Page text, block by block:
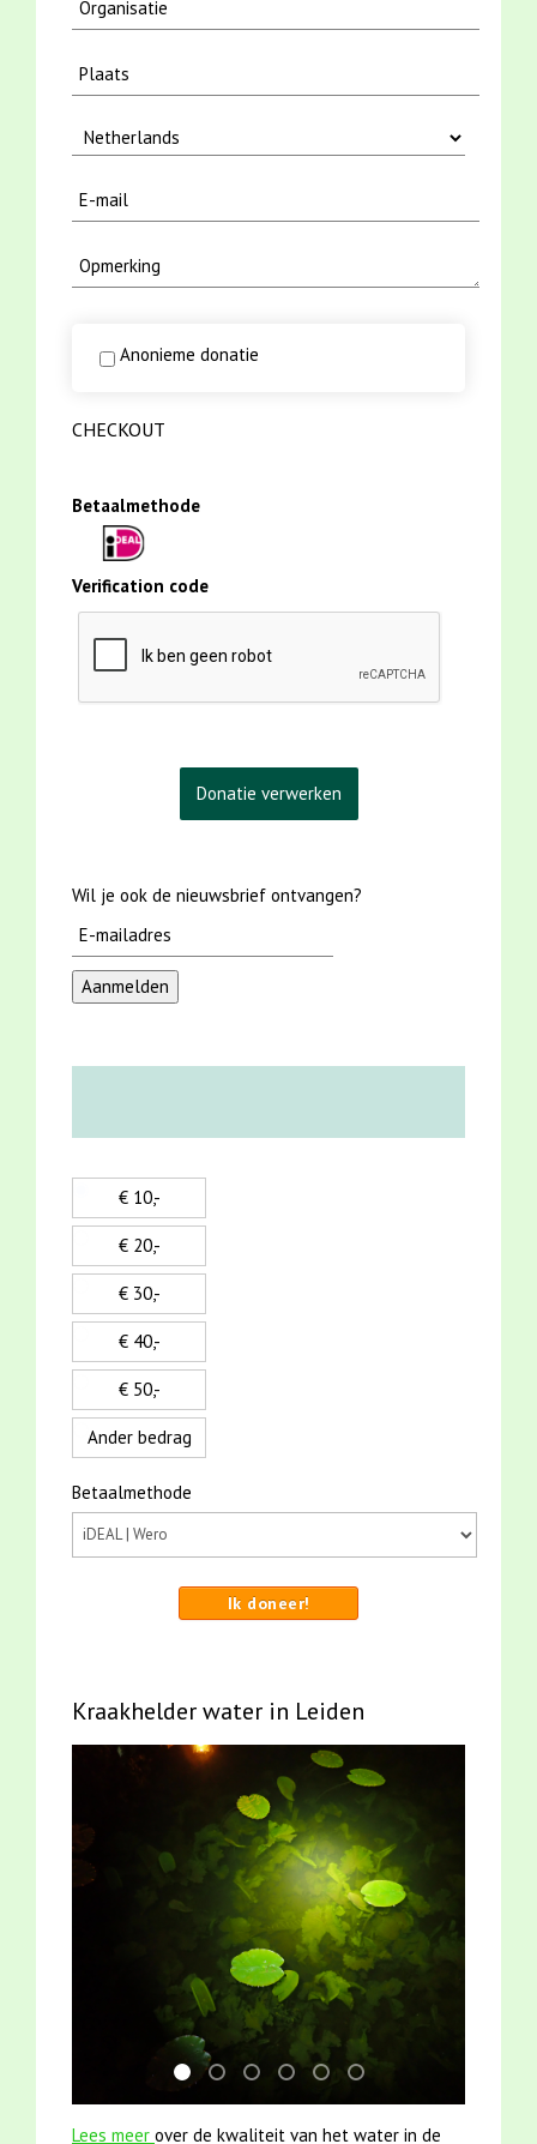
Anonieme donatie
CHECKOUT
Betaalmethode
Verification code
Wil je ook de nieuwsbrief ontvangen?
€ 10,-
€ 20,-
€ 30,-
€ 40,-
€ 50,-
Ander bedrag
Betaalmethode
Ik doneer!
Kraakhelder water in Leiden
jun2021 zaklv 5 snoekje MOOI
mei2021 1 snoekje elly
smoelenboek fifi en karper
mei2021 watervogelmethode
karper met kattenklimtouw
jun2021 28 brasem
Lees meer over de kwaliteit van het water in de